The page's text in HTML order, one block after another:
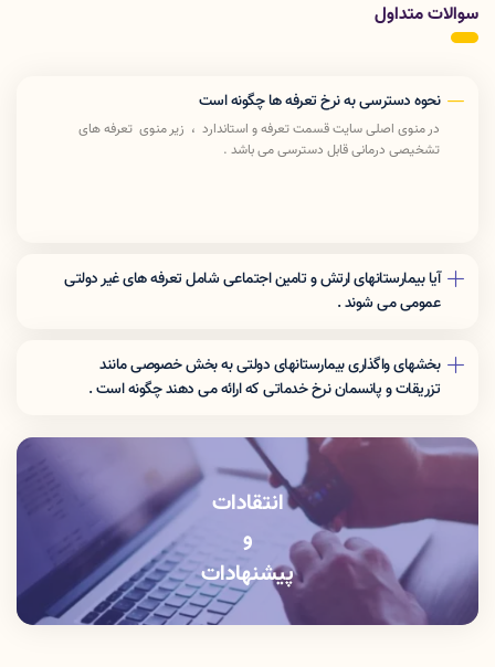
سوالات متداول
نحوه دسترسی به نرخ تعرفه ها چگونه است
در منوی اصلی سایت قسمت تعرفه و استاندارد ، زیر منوی تعرفه های
تشخیصی درمانی قابل دسترسی می باشد .
آیا بیمارستانهای ارتش و تامین اجتماعی شامل تعرفه های غیر دولتی
عمومی می شوند .
بخشهای واگذاری بیمارستانهای دولتی به بخش خصوصی مانند
تزریقات و پانسمان نرخ خدماتی که اراِئه می دهند چگونه است .
انتقادات
و
پیشنهادات